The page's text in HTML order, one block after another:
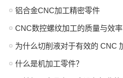
铝合金CNC加工精密零件
CNC数控螺纹加工的质量与效率
什么是机加工零件？